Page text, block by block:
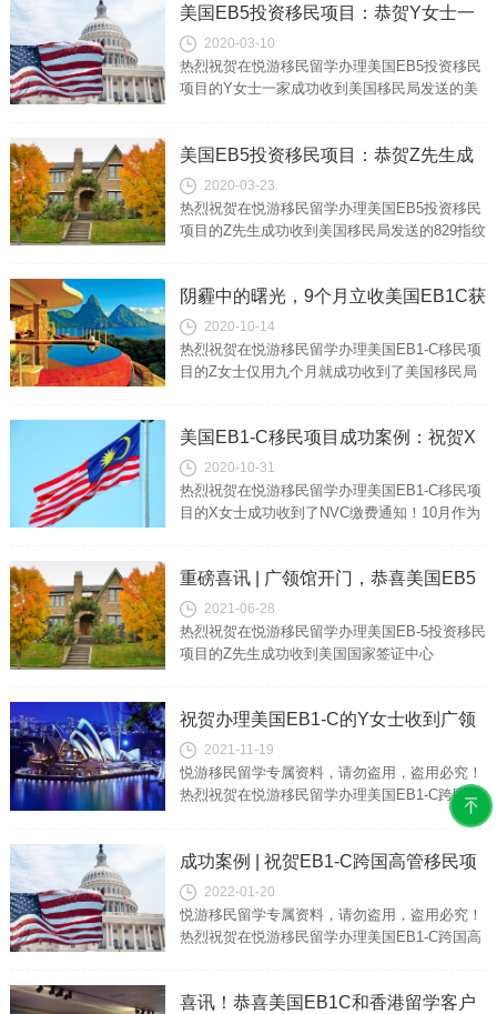
美国EB5投资移民项目：恭贺Y女士一
家成功收到美国移民局发送的美国绿卡
2020-03-10
热烈祝贺在悦游移民留学办理美国EB5投资移民
项目的Y女士一家成功收到美国移民局发送的美
美国EB5投资移民项目：恭贺Z先生成
功收到美国移民局发送的829指纹采集
通知信
2020-03-23
热烈祝贺在悦游移民留学办理美国EB5投资移民
项目的Z先生成功收到美国移民局发送的829指纹
阴霾中的曙光，9个月立收美国EB1C获
批函！担心高管经验不足？看我们如何
帮到客户
2020-10-14
热烈祝贺在悦游移民留学办理美国EB1-C移民项
目的Z女士仅用九个月就成功收到了美国移民局
美国EB1-C移民项目成功案例：祝贺X
女士成功收到了NVC缴费通知
2020-10-31
热烈祝贺在悦游移民留学办理美国EB1-C移民项
目的X女士成功收到了NVC缴费通知！10月作为
重磅喜讯 | 广领馆开门，恭喜美国EB5
投资移民的Z先生收到面试通知函！
2021-06-28
热烈祝贺在悦游移民留学办理美国EB-5投资移民
项目的Z先生成功收到美国国家签证中心
祝贺办理美国EB1-C的Y女士收到广领
馆面试通知，美国绿卡马上到手了！
2021-11-19
悦游移民留学专属资料，请勿盗用，盗用必究！
热烈祝贺在悦游移民留学办理美国EB1-C跨国高
管移民项目的Y女士成功收到广领馆发送的面试
成功案例 | 祝贺EB1-C跨国高管移民项
目的X女士一家成功拿到移民签证
2022-01-20
悦游移民留学专属资料，请勿盗用，盗用必究！
热烈祝贺在悦游移民留学办理美国EB1-C跨国高
喜讯！恭喜美国EB1C和香港留学客户